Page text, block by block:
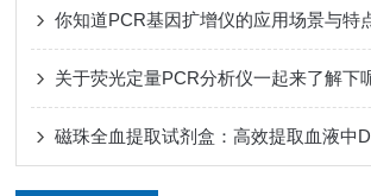
你知道PCR基因扩增仪的应用场景与特
关于荧光定量PCR分析仪一起来了解下
磁珠全血提取试剂盒：高效提取血液中